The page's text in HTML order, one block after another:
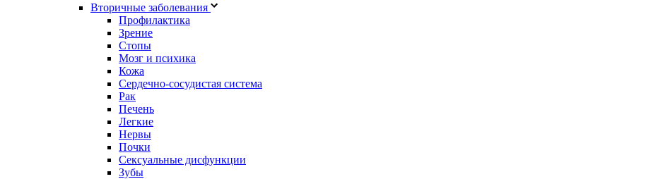
Вторичные заболевания
Профилактика
Зрение
Стопы
Мозг и психика
Кожа
Сердечно-сосудистая система
Рак
Печень
Легкие
Нервы
Почки
Сексуальные дисфункции
Зубы